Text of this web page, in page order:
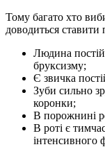
Тому багато хто
доводиться ставити
Людина
бруксизму;
Є звичка
Зуби сильно
коронки;
В порожнині
В роті є
інтенсивного